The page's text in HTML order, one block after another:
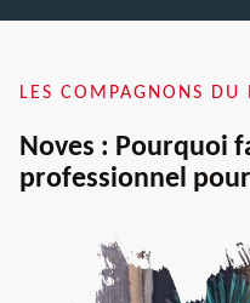
LES COMPAGNONS DU
Noves : Pourquoi
professionnel